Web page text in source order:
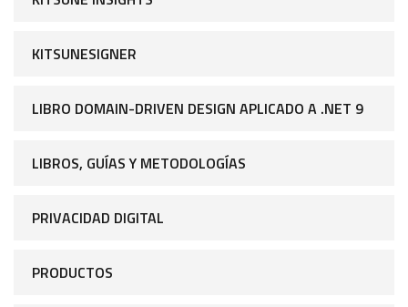
KITSUNESIGNER
LIBRO DOMAIN-DRIVEN DESIGN APLICADO A .NET 9
LIBROS, GUÍAS Y METODOLOGÍAS
PRIVACIDAD DIGITAL
PRODUCTOS